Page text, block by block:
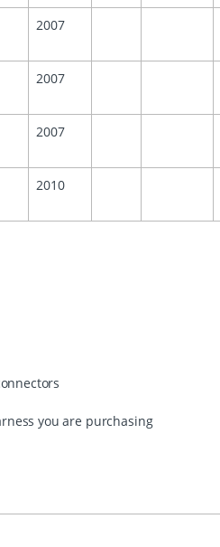
2007
2007
2007
2010
you are purchasing